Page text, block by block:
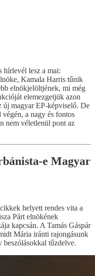
hírlevél lesz a mai:
Kamala Harris tűnik
elnökjelöltjének, mi még
elemezgetjük azon
új magyar EP-képviselő. De
a nagy és fontos
nem véletlenül pont az
e Magyar
helyett rendes vita a
Párt elnökének
kapcsán. A Tamás Gáspár
Mária iránti rajongásunk
tűzdelve.